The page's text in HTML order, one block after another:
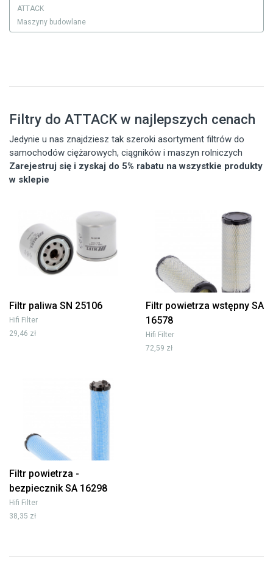
ATTACK
Maszyny budowlane
Filtry do ATTACK w najlepszych cenach
Jedynie u nas znajdziesz tak szeroki asortyment filtrów do
samochodów ciężarowych, ciągników i maszyn rolniczych
Zarejestruj się i zyskaj do 5% rabatu na wszystkie produkty
w sklepie
Filtr paliwa SN 25106
Hifi Filter
29,46 zł
Filtr powietrza wstępny SA
16578
Hifi Filter
72,59 zł
Filtr powietrza -
bezpiecznik SA 16298
Hifi Filter
38,35 zł